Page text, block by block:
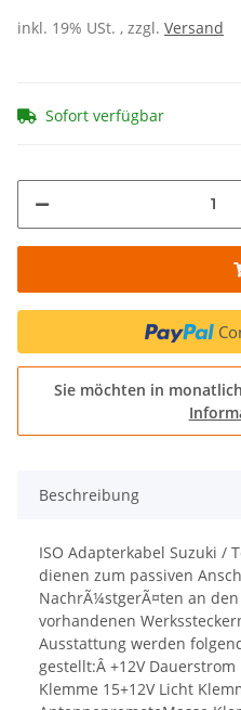
inkl. 19% USt. , zzgl. Versand
Sofort verfügbar
Sie möchten in
Beschreibung
ISO Adapterkabel Suzuki /
dienen zum passiven
NachrÃ¼stgerÃ¤ten an
vorhandenen
Ausstattung werden
gestellt:Â +12V
Klemme 15+12V Licht